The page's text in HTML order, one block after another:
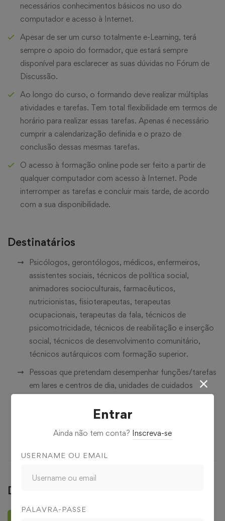
necessários conhecimentos básicos no uso do
computador e acesso à Internet.
Apesar de ser um curso totalmente e-Learning, terá
sempre o apoio do formador, que estará sempre
disponível para esclarecer as suas dúvidas no Fórum de
Discussão.
Ao longo do curso, o formando deve realizar múltiplas
atividades e tarefas. Tem total flexibilidade em termos de
horário para realizar essas tarefas. Apenas é necessário
cumprir a calendarização definida e o prazo de
conclusão dessas mesmas tarefas.
O acesso à formação online pode ser feito a partir de
qualquer computador com acesso à Internet. Pode
interromper as tarefas e concluir mais tarde, de acordo
com a sua disponibilidade.
Destinatários
Psicólogos, gerontólogos, médicos, enfermeiros,
assistentes sociais, técnicos de política social,
animadores socioculturais, farmacêuticos,
nutricionistas, fisioterapeutas, terapeutas
ocupacionais, terapeutas da fala, técnicos de
psicomotricidade, técnicos de reabilitação e inserção
social, técnicos de desenvolvimento comunitário,
técnicos autárquicos com formação superior.
Pessoas que pretendam desempenhar funções/tarefas
em lares e centros de dia, unidades de cuidados
pessoal afeto às mesmas que atuem na área do curso
competências.
Deixar uma avaliação
Entrar
Ainda não tem conta? Inscreva-se
USERNAME OU EMAIL
PALAVRA-PASSE